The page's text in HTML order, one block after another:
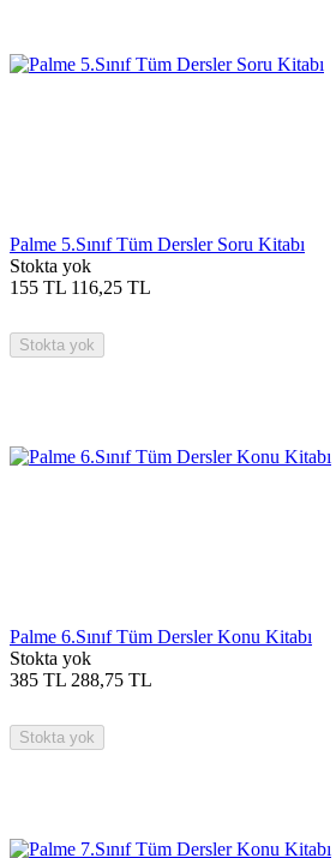
Palme 5.Sınıf Tüm Dersler Soru Kitabı
Stokta yok
155 TL 116,25 TL
Stokta yok
Palme 6.Sınıf Tüm Dersler Konu Kitabı
Stokta yok
385 TL 288,75 TL
Stokta yok